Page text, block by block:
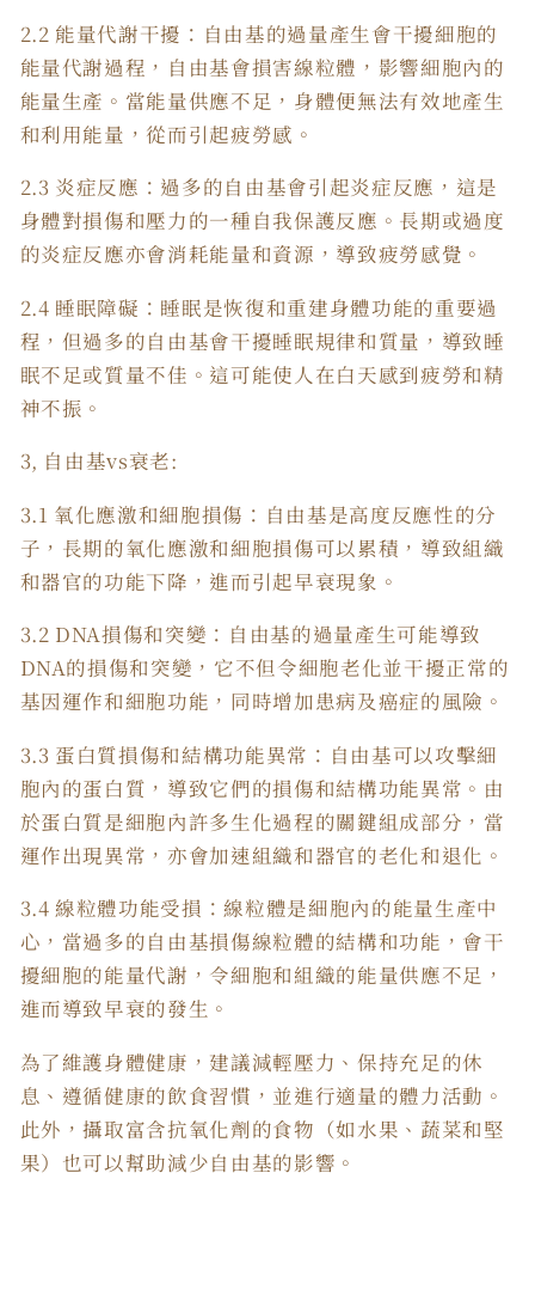
2.2 能量代謝干擾：自由基的過量產生會干擾細胞的
能量代謝過程，自由基會損害線粒體，影響細胞內的
能量生產。當能量供應不足，身體便無法有效地產生
和利用能量，從而引起疲勞感。
2.3 炎症反應：過多的自由基會引起炎症反應，這是
身體對損傷和壓力的一種自我保護反應。長期或過度
的炎症反應亦會消耗能量和資源，導致疲勞感覺。
2.4 睡眠障礙：睡眠是恢復和重建身體功能的重要過
程，但過多的自由基會干擾睡眠規律和質量，導致睡
眠不足或質量不佳。這可能使人在白天感到疲勞和精
神不振。
3, 自由基vs衰老:
3.1 氧化應激和細胞損傷：自由基是高度反應性的分
子，長期的氧化應激和細胞損傷可以累積，導致組織
和器官的功能下降，進而引起早衰現象。
3.2 DNA損傷和突變：自由基的過量產生可能導致
DNA的損傷和突變，它不但令細胞老化並干擾正常的
基因運作和細胞功能，同時增加患病及癌症的風險。
3.3 蛋白質損傷和結構功能異常：自由基可以攻擊細
胞內的蛋白質，導致它們的損傷和結構功能異常。由
於蛋白質是細胞內許多生化過程的關鍵組成部分，當
運作出現異常，亦會加速組織和器官的老化和退化。
3.4 線粒體功能受損：線粒體是細胞內的能量生產中
心，當過多的自由基損傷線粒體的結構和功能，會干
擾細胞的能量代謝，令細胞和組織的能量供應不足，
進而導致早衰的發生。
為了維護身體健康，建議減輕壓力、保持充足的休
息、遵循健康的飲食習慣，並進行適量的體力活動。
此外，攝取富含抗氧化劑的食物（如水果、蔬菜和堅
果）也可以幫助減少自由基的影響。